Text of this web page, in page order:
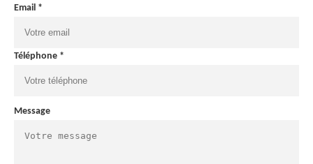
Email *
Téléphone *
Message